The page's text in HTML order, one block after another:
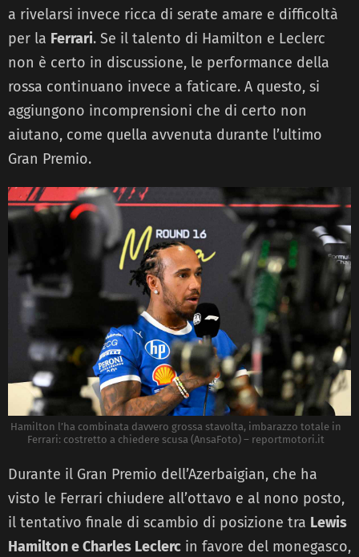
a rivelarsi invece ricca di serate amare e difficoltà
per la Ferrari. Se il talento di Hamilton e Leclerc
non è certo in discussione, le performance della
rossa continuano invece a faticare. A questo, si
aggiungono incomprensioni che di certo non
aiutano, come quella avvenuta durante l’ultimo
Gran Premio.
Hamilton l’ha combinata davvero grossa stavolta, imbarazzo totale in
Ferrari: costretto a chiedere scusa (AnsaFoto) – reportmotori.it
Durante il Gran Premio dell’Azerbaigian, che ha
visto le Ferrari chiudere all’ottavo e al nono posto,
il tentativo finale di scambio di posizione tra Lewis
Hamilton e Charles Leclerc in favore del monegasco,